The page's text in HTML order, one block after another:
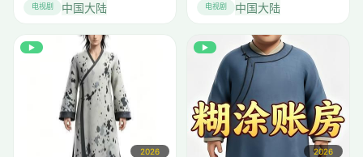
电视剧 中国大陆 电视剧 中国大陆
2026
▶
2026
▶